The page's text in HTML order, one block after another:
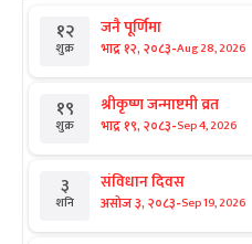
१२
शुक्र
जनै पूर्णिमा
भाद्र १२, २०८३-Aug 28, 2026
१९
शुक्र
श्रीकृष्ण जन्माष्टमी व्रत
भाद्र १९, २०८३-Sep 4, 2026
३
शनि
संविधान दिवस
असोज ३, २०८३-Sep 19, 2026